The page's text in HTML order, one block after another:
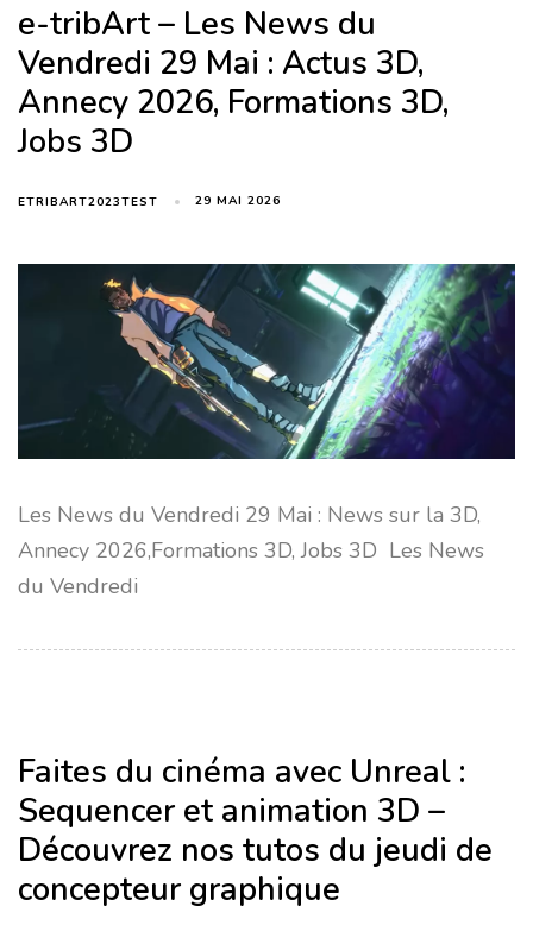
e-tribArt – Les News du
Vendredi 29 Mai : Actus 3D,
Annecy 2026, Formations 3D,
Jobs 3D
ETRIBART2023TEST 29 MAI 2026
Les News du Vendredi 29 Mai : News sur la 3D,
Annecy 2026,Formations 3D, Jobs 3D Les News
du Vendredi
Faites du cinéma avec Unreal :
Sequencer et animation 3D –
Découvrez nos tutos du jeudi de
concepteur graphique